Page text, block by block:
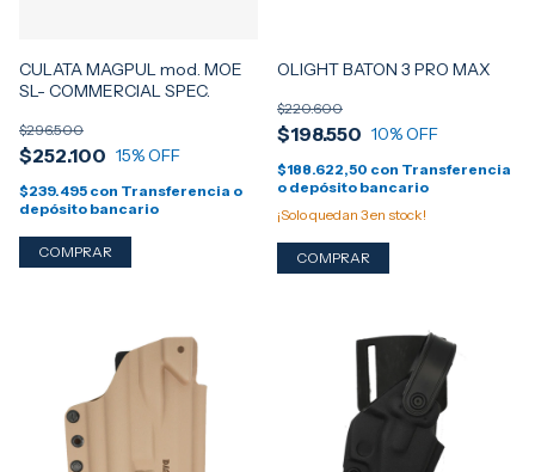
CULATA MAGPUL mod. MOE
SL- COMMERCIAL SPEC.
$252.100
$296.500
15% OFF
$239.495 con Transferencia o
depósito bancario
OLIGHT BATON 3 PRO MAX
$198.550
$220.600
10% OFF
$188.622,50 con Transferencia
o depósito bancario
¡Solo quedan 3en stock!